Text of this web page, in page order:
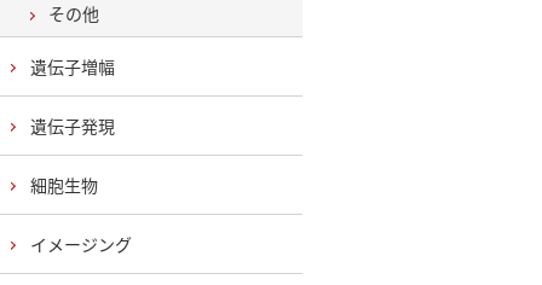
その他
遺伝子増幅
遺伝子発現
細胞生物
イメージング